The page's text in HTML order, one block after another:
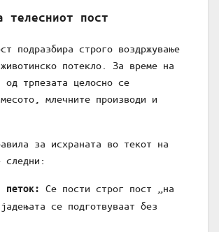
телесниот пост
подразбира строго воздржување
потекло. За време на
од трпезата целосно се
млечните производи и
за исхраната во текот на
следни:
петок: Се пости строг пост „на
се подготвуваат без